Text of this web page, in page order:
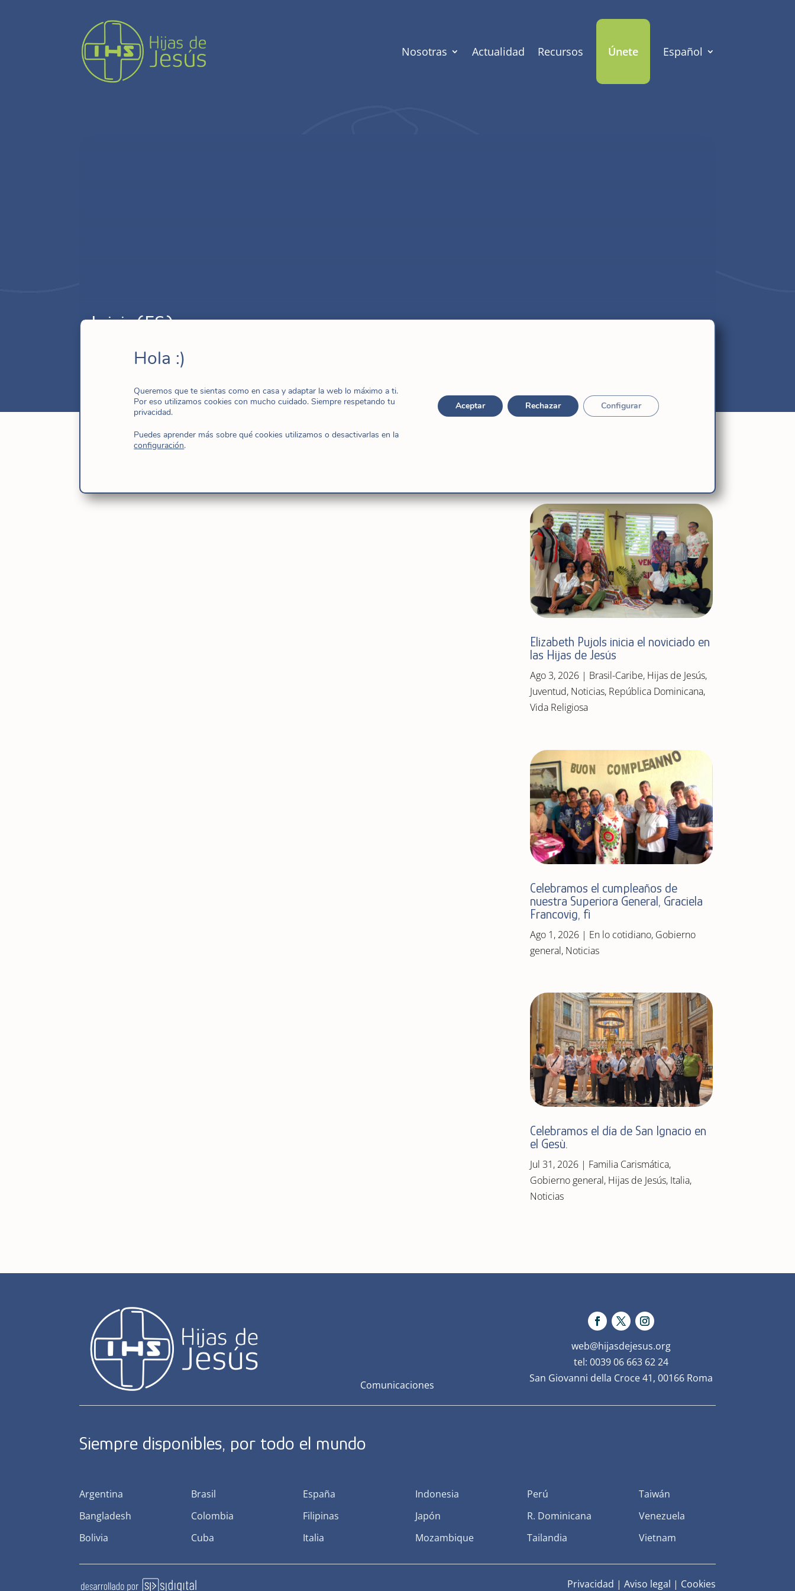
Nosotras Actualidad Recursos Únete Español
Inicio(ES)
Elizabeth Pujols inicia el noviciado en
las Hijas de Jesús
Ago 3, 2026| Brasil-Caribe, Hijas de Jesús,
Juventud, Noticias, República Dominicana,
Vida Religiosa
Celebramos el cumpleaños de
nuestra Superiora General, Graciela
Francovig, fi
Ago 1, 2026| En lo cotidiano, Gobierno
general, Noticias
Celebramos el día de San Ignacio en
el Gesù.
Jul 31, 2026| Familia Carismática,
Gobierno general, Hijas de Jesús, Italia,
Noticias
Comunicaciones
web@hijasdejesus.org
tel: 0039 06 663 62 24
San Giovanni della Croce 41, 00166 Roma
Siempre disponibles, por todo el mundo
Argentina
Bangladesh
Bolivia
Brasil
Colombia
Cuba
España
Filipinas
Italia
Indonesia
Japón
Mozambique
Perú
R. Dominicana
Tailandia
Taiwán
Venezuela
Vietnam
Privacidad | Aviso legal | Cookies
Hola :)
Queremos que te sientas como en casa y adaptar la web lo máximo a ti.
Por eso utilizamos cookies con mucho cuidado. Siempre respetando tu
privacidad.
Puedes aprender más sobre qué cookies utilizamos o desactivarlas en la
configuración.
Aceptar Rechazar Configurar